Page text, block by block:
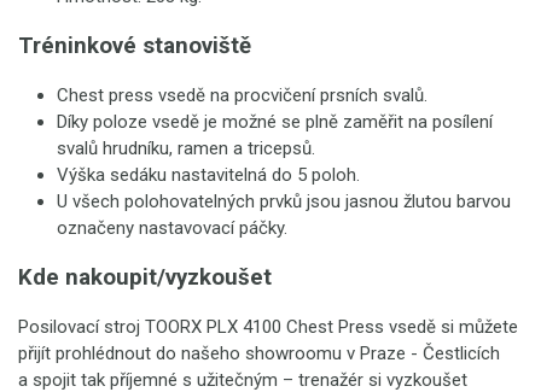
Tréninkové stanoviště
Chest press vsedě na procvičení prsních svalů.
Díky poloze vsedě je možné se plně zaměřit na posílení
svalů hrudníku, ramen a tricepsů.
Výška sedáku nastavitelná do 5 poloh.
U všech polohovatelných prvků jsou jasnou žlutou barvou
označeny nastavovací páčky.
Kde nakoupit/vyzkoušet
Posilovací stroj TOORX PLX 4100 Chest Press vsedě si můžete
přijít prohlédnout do našeho showroomu v Praze - Čestlicích
a spojit tak příjemné s užitečným – trenažér si vyzkoušet